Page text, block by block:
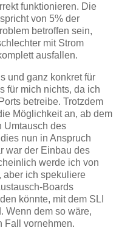
funktionieren. Die
von 5% der
betroffen sein,
mit Strom
ausfallen.
und ganz konkret für
für mich nichts, da ich
betreibe. Trotzdem
Möglichkeit an, ab dem
Umtausch des
nun in Anspruch
war der Einbau des
werde ich von
aber ich spekuliere
Boards
könnte, mit dem SLI
Wenn dem so wäre,
Fall vornehmen.